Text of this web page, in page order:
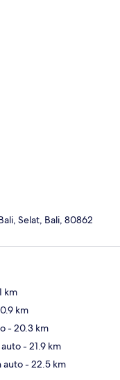
Selat, Bali, 80862
km
km
- 20.3 km
- 21.9 km
auto- 22.5 km